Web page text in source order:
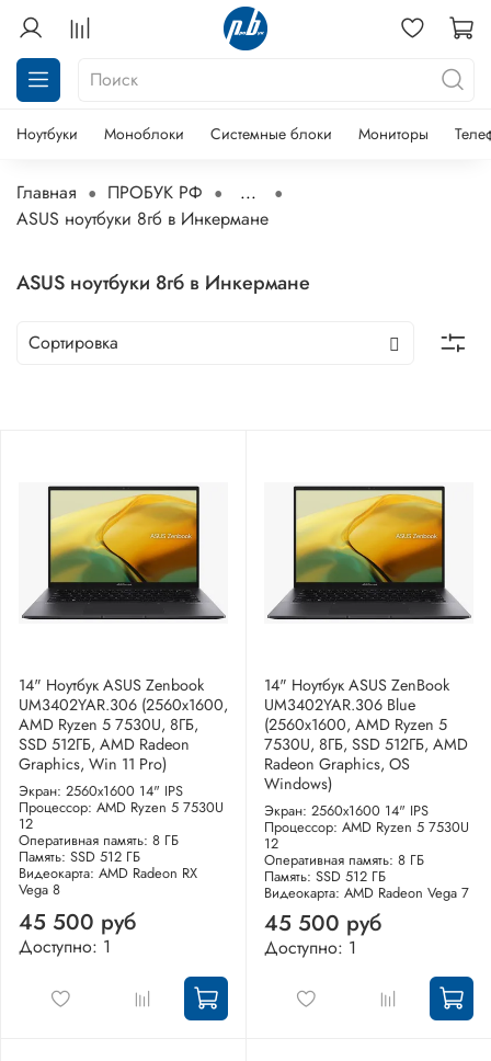
Ноутбуки Моноблоки Системные блоки Мониторы
Главная ПРОБУК РФ
...
ASUS ноутбуки 8гб в Инкермане
ASUS ноутбуки 8гб в Инкермане
14" Ноутбук ASUS Zenbook
UM3402YAR.306 (2560x1600,
AMD Ryzen 5 7530U, 8ГБ,
SSD 512ГБ, AMD Radeon
Graphics, Win 11 Pro)
Экран: 2560x1600 14" IPS
Процессор: AMD Ryzen 5 7530U
12
Оперативная память: 8 ГБ
Память: SSD 512 ГБ
Видеокарта: AMD Radeon RX
Vega 8
45 500 руб
Доступно: 1
14" Ноутбук ASUS ZenBook
UM3402YAR.306 Blue
(2560x1600, AMD Ryzen 5
7530U, 8ГБ, SSD 512ГБ, AMD
Radeon Graphics, OS
Windows)
Экран: 2560x1600 14" IPS
Процессор: AMD Ryzen 5 7530U
12
Оперативная память: 8 ГБ
Память: SSD 512 ГБ
Видеокарта: AMD Radeon Vega 7
45 500 руб
Доступно: 1